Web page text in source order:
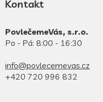
Kontakt
PovlečemeVás, s.r.o.
Po - Pá: 8:00 - 16:30
info@povlecemevas.cz
+420 720 996 832